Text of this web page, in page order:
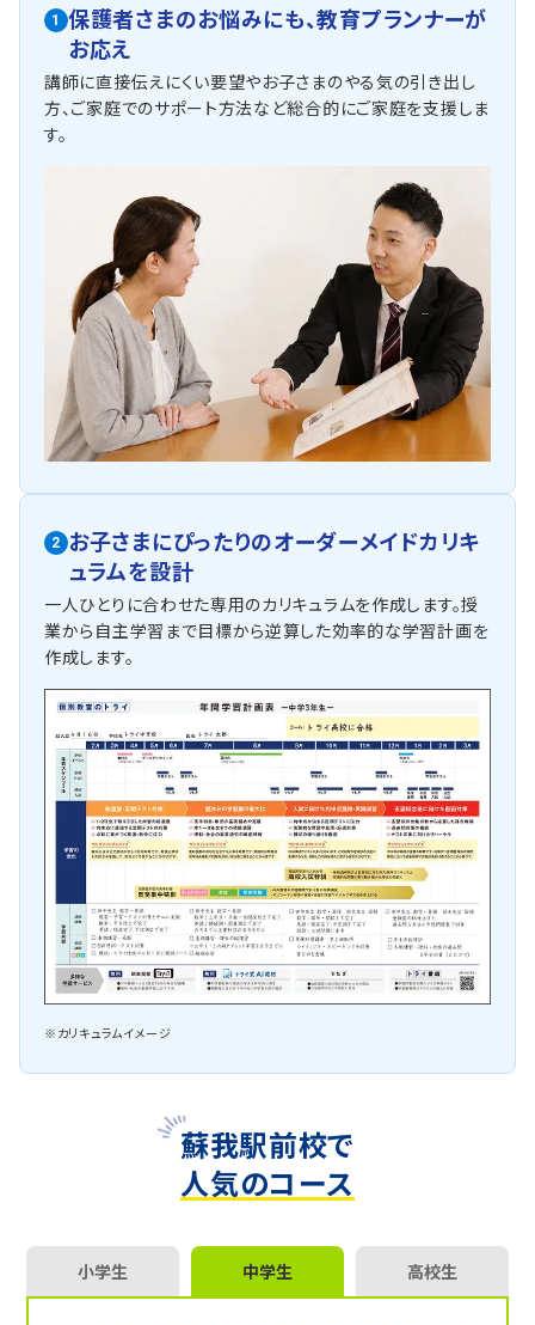
1 保護者さまのお悩みにも、教育プランナーが
お応え
講師に直接伝えにくい要望やお子さまのやる気の引き出し
方、ご家庭でのサポート方法など総合的にご家庭を支援しま
す。
2 お子さまにぴったりのオーダーメイドカリキ
ュラムを設計
一人ひとりに合わせた専用のカリキュラムを作成します。授
業から自主学習まで目標から逆算した効率的な学習計画を
作成します。
※カリキュラムイメージ
蘇我駅前校で
人気のコース
小学生 中学生 高校生